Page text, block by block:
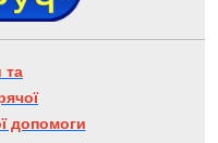
та
допомоги